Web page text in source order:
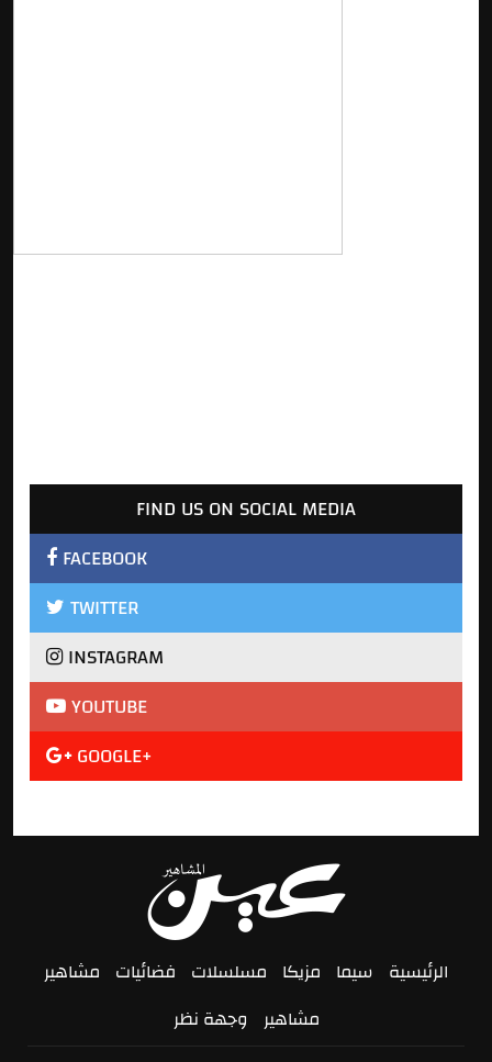
FIND US ON SOCIAL MEDIA
FACEBOOK
TWITTER
INSTAGRAM
YOUTUBE
GOOGLE+
الرئيسية سيما مزيكا مسلسلات فضائيات مشاهير
مشاهير وجهة نظر